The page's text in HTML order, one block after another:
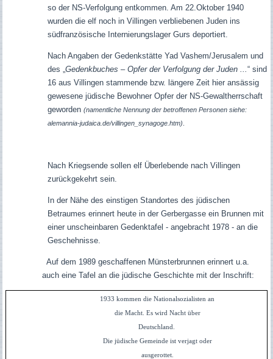
so der NS-Verfolgung entkommen. Am 22.Oktober 1940
wurden die elf noch in Villingen verbliebenen Juden ins
südfranzösische Internierungslager Gurs deportiert.
Nach Angaben der Gedenkstätte Yad Vashem/Jerusalem und
des „Gedenkbuches – Opfer der Verfolgung der Juden ...“ sind
16 aus Villingen stammende bzw. längere Zeit hier ansässig
gewesene jüdische Bewohner Opfer der NS-Gewaltherrschaft
geworden (namentliche Nennung der betroffenen Personen siehe:
alemannia-judaica.de/villingen_synagoge.htm).
Nach Kriegsende sollen elf Überlebende nach Villingen
zurückgekehrt sein.
In der Nähe des einstigen Standortes des jüdischen
Betraumes erinnert heute in der Gerbergasse ein Brunnen mit
einer unscheinbaren Gedenktafel - angebracht 1978 - an die
Geschehnisse.
Auf dem 1989 geschaffenen Münsterbrunnen erinnert u.a.
auch eine Tafel an die jüdische Geschichte mit der Inschrift:
1933 kommen die Nationalsozialisten an
die Macht. Es wird Nacht über
Deutschland.
Die jüdische Gemeinde ist verjagt oder
ausgerottet.